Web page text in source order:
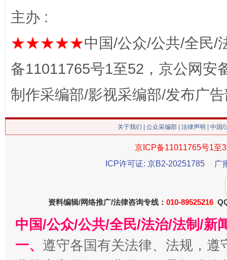
站台名比不上好声名
漫山遍野的桃花与雪山、麦地、白藏房 除
主办 :
★★★★★中国/公众/公共/全民/
备11011765号1至52，京公网安
制作采编部/影视采编部/发布广
关于我们 公众采编部 法律声明 | 中国
京ICP备11011765号1至
ICP许可证: 京B2-20251785
广
资料编辑/网络推广/法律咨询专线： 010-89525216
中国/公众/公共/全民/法治/法制/新
一、 遵守各国有关法律、法规，